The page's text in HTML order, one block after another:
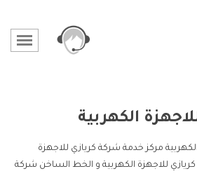
الكهربية
مركز خدمة شركة كريازي للاجهزة
للاجهزة الكهربية و الخط الساخن شركة